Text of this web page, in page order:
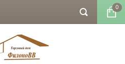
0